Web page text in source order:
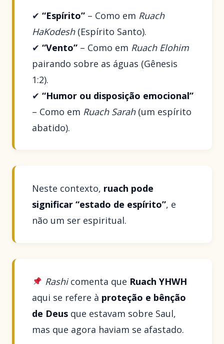
✔“Espírito” – Como em Ruach
HaKodesh(Espírito Santo).
✔“Vento” – Como em Ruach Elohim
pairando sobre as águas (Gênesis
1:2).
✔“Humor ou disposição emocional”
– Como em Ruach Sarah(um espírito
abatido).
Neste contexto, ruach pode
significar “estado de espírito”, e
não um ser espiritual.
Rashicomenta que Ruach YHWH
aqui se refere à proteção e bênção
de Deus que estavam sobre Saul,
mas que agora haviam se afastado.